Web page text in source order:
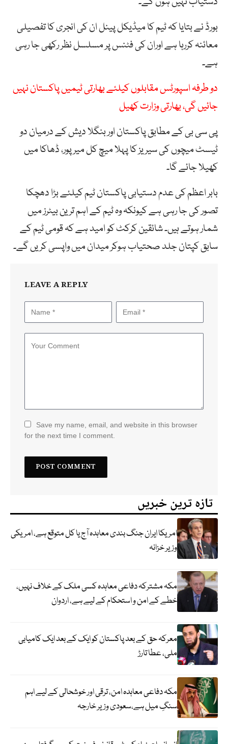
بورڈ نے بتایا کہ ٹیم کا میڈیکل پینل ان کی انجری کا تفصیلی
معائنہ کررہا ہے اوران کی فٹنس پر مسلسل نظر رکھی جا رہی
ہے۔
دو طرفہ اسپورٹس مقابلوں کیلئے بھارتی ٹیمیں پاکستان نہیں
جائیں گی، بھارتی وزارت کھیل
پی سی بی کے مطابق پاکستان اور بنگلا دیش کے درمیان دو
ٹیسٹ میچوں کی سیریز کا پہلا میچ کل میرپور، ڈھاکا میں
کھیلا جائے گا۔
بابر اعظم کی عدم دستیابی پاکستان ٹیم کیلئے بڑا دھچکا
تصور کی جا رہی ہے کیونکہ وہ ٹیم کے اہم ترین بیٹرز میں
شمار ہوتے ہیں۔ شائقین کرکٹ کو امید ہے کہ قومی ٹیم کے
سابق کپتان جلد صحتیاب ہوکر میدان میں واپسی کریں گے۔
LEAVE A REPLY
Save my name, email, and website in this browser
for the next time I comment.
تازہ ترین خبریں
امریکا ایران جنگ بندی معاہدہ آج یا کل متوقع ہے، امریکی
وزیر خزانہ
مکہ مشترکہ دفاعی معاہدہ کسی ملک کے خلاف نہیں،
خطے کے امن و استحکام کے لیے ہے، اردوان
معرکہ حق کے بعد پاکستان کو ایک کے بعد ایک کامیابی
ملی، عطا تارڑ
مکہ دفاعی معاہدہ امن، ترقی اور خوشحالی کے لیے اہم
سنگِ میل ہے،سعودی وزیر خارجہ